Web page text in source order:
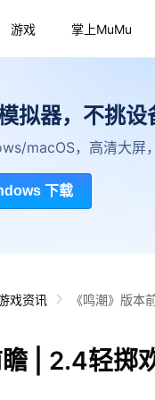
游戏 掌上MuMu
拟器，不挑设
macOS，高清大屏
下载
戏资讯 《鸣潮》版本
瞻 | 2.4轻掷